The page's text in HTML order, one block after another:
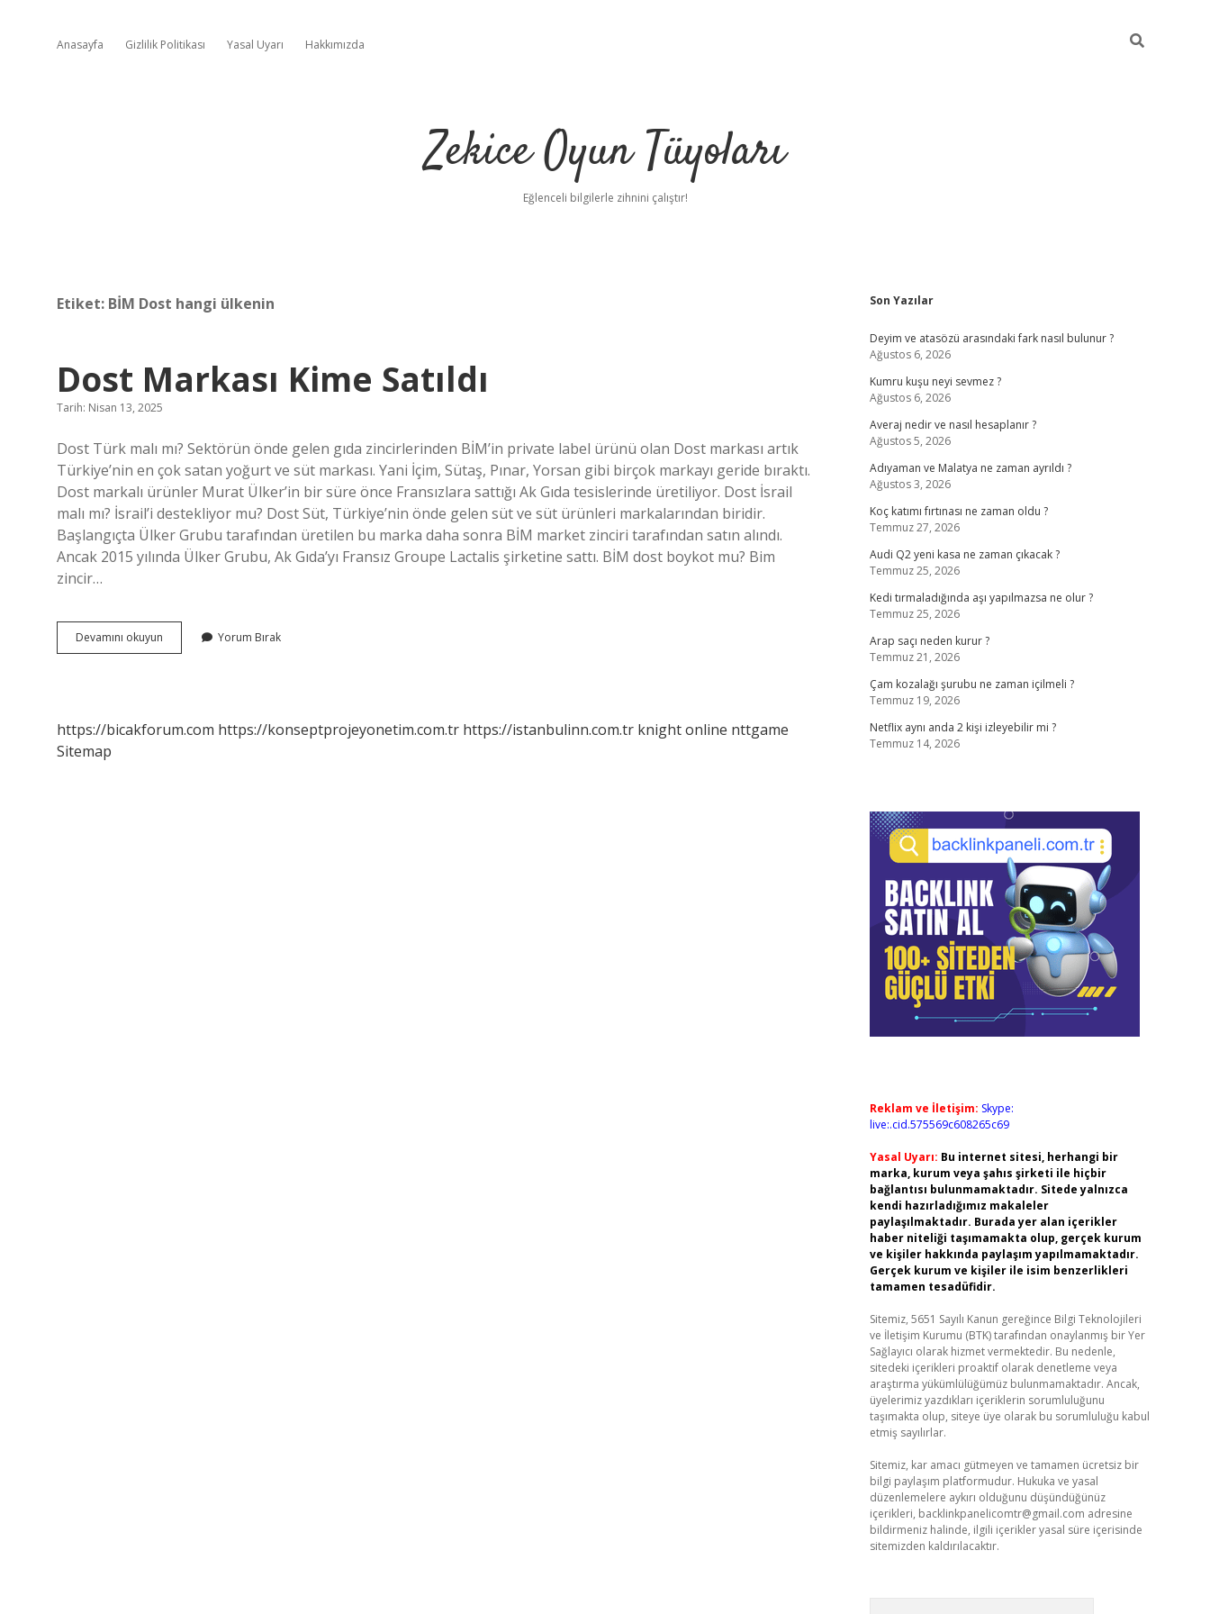
Anasayfa Gizlilik Politikası Yasal Uyarı Hakkımızda
Zekice Oyun Tüyoları
Eğlenceli bilgilerle zihnini çalıştır!
Etiket: BİM Dost hangi ülkenin
Dost Markası Kime Satıldı
Tarih: Nisan 13, 2025
Dost Türk malı mı? Sektörün önde gelen gıda zincirlerinden BİM’in private label ürünü olan Dost markası artık
Türkiye’nin en çok satan yoğurt ve süt markası. Yani İçim, Sütaş, Pınar, Yorsan gibi birçok markayı geride bıraktı.
Dost markalı ürünler Murat Ülker’in bir süre önce Fransızlara sattığı Ak Gıda tesislerinde üretiliyor. Dost İsrail
malı mı? İsrail’i destekliyor mu? Dost Süt, Türkiye’nin önde gelen süt ve süt ürünleri markalarından biridir.
Başlangıçta Ülker Grubu tarafından üretilen bu marka daha sonra BİM market zinciri tarafından satın alındı.
Ancak 2015 yılında Ülker Grubu, Ak Gıda’yı Fransız Groupe Lactalis şirketine sattı. BİM dost boykot mu? Bim
zincir…
Devamını okuyun
Markası
Yorum Bırak
https://bicakforum.com https://konseptprojeyonetim.com.tr https://istanbulinn.com.tr knight online nttgame
Sitemap
Sidebar
Son Yazılar
Deyim ve atasözü arasındaki fark nasıl bulunur ?
Ağustos 6, 2026
Kumru kuşu neyi sevmez ?
Ağustos 6, 2026
Averaj nedir ve nasıl hesaplanır ?
Ağustos 5, 2026
Adıyaman ve Malatya ne zaman ayrıldı ?
Ağustos 3, 2026
Koç katımı fırtınası ne zaman oldu ?
Temmuz 27, 2026
Audi Q2 yeni kasa ne zaman çıkacak ?
Temmuz 25, 2026
Kedi tırmaladığında aşı yapılmazsa ne olur ?
Temmuz 25, 2026
Arap saçı neden kurur ?
Temmuz 21, 2026
Çam kozalağı şurubu ne zaman içilmeli ?
Temmuz 19, 2026
Netflix aynı anda 2 kişi izleyebilir mi ?
Temmuz 14, 2026
Reklam ve İletişim: Skype:
live:.cid.575569c608265c69
Yasal Uyarı: Bu internet sitesi, herhangi bir
marka, kurum veya şahıs şirketi ile hiçbir
bağlantısı bulunmamaktadır. Sitede yalnızca
kendi hazırladığımız makaleler
paylaşılmaktadır. Burada yer alan içerikler
haber niteliği taşımamakta olup, gerçek kurum
ve kişiler hakkında paylaşım yapılmamaktadır.
Gerçek kurum ve kişiler ile isim benzerlikleri
tamamen tesadüfidir.
Sitemiz, 5651 Sayılı Kanun gereğince Bilgi Teknolojileri
ve İletişim Kurumu (BTK) tarafından onaylanmış bir Yer
Sağlayıcı olarak hizmet vermektedir. Bu nedenle,
sitedeki içerikleri proaktif olarak denetleme veya
araştırma yükümlülüğümüz bulunmamaktadır. Ancak,
üyelerimiz yazdıkları içeriklerin sorumluluğunu
taşımakta olup, siteye üye olarak bu sorumluluğu kabul
etmiş sayılırlar.
Sitemiz, kar amacı gütmeyen ve tamamen ücretsiz bir
bilgi paylaşım platformudur. Hukuka ve yasal
düzenlemelere aykırı olduğunu düşündüğünüz
içerikleri, backlinkpanelicomtr@gmail.com adresine
bildirmeniz halinde, ilgili içerikler yasal süre içerisinde
sitemizden kaldırılacaktır.
vdcasino sitesi